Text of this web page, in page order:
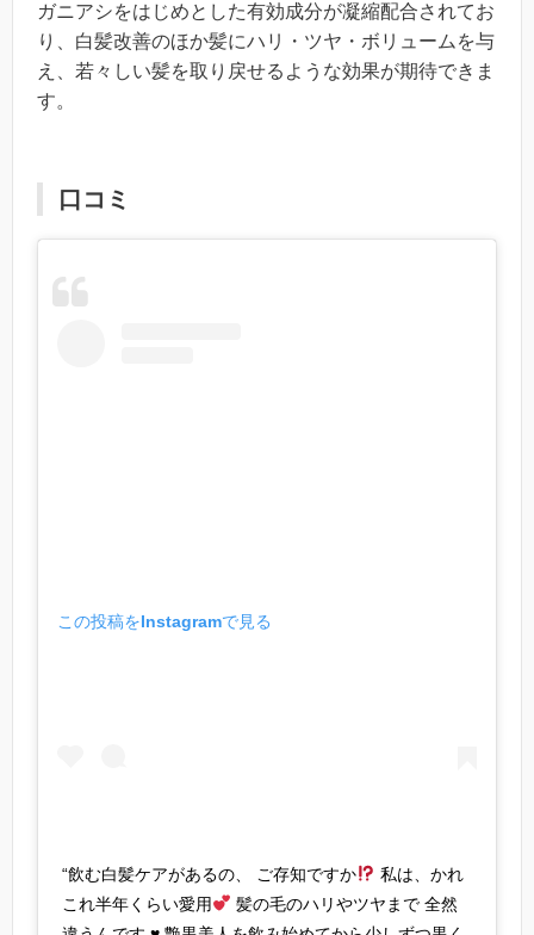
ガニアシをはじめとした有効成分が凝縮配合されてお
り、白髪改善のほか髪にハリ・ツヤ・ボリュームを与
え、若々しい髪を取り戻せるような効果が期待できま
す。
口コミ
この投稿をInstagramで見る
“飲む白髪ケアがあるの、 ご存知ですか
私は、かれ
これ半年くらい愛用
髪の毛のハリやツヤまで 全然